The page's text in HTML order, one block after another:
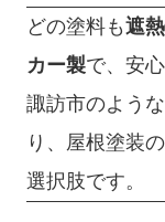
どの塗料も遮
カー製で、安
諏訪市のよう
り、屋根塗装
選択肢です。